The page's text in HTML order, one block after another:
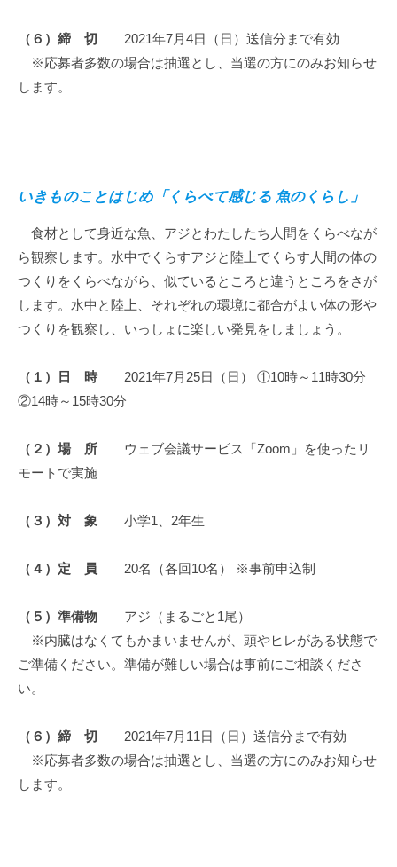
（６）締 切 2021年7月4日（日）送信分まで有効
※応募者多数の場合は抽選とし、当選の方にのみお知らせ
します。
いきものことはじめ「くらべて感じる 魚のくらし」
食材として身近な魚、アジとわたしたち人間をくらべなが
ら観察します。水中でくらすアジと陸上でくらす人間の体の
つくりをくらべながら、似ているところと違うところをさが
します。水中と陸上、それぞれの環境に都合がよい体の形や
つくりを観察し、いっしょに楽しい発見をしましょう。
（１）日 時 2021年7月25日（日） ①10時～11時30分
②14時～15時30分
（２）場 所 ウェブ会議サービス「Zoom」を使ったリ
モートで実施
（３）対 象 小学1、2年生
（４）定 員 20名（各回10名） ※事前申込制
（５）準備物 アジ（まるごと1尾）
※内臓はなくてもかまいませんが、頭やヒレがある状態で
ご準備ください。準備が難しい場合は事前にご相談くださ
い。
（６）締 切 2021年7月11日（日）送信分まで有効
※応募者多数の場合は抽選とし、当選の方にのみお知らせ
します。